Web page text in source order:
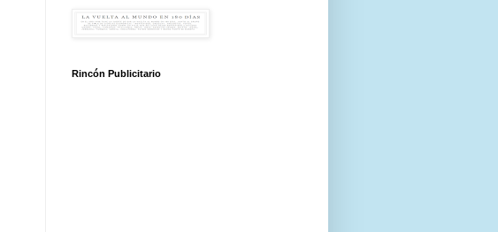
Rincón Publicitario